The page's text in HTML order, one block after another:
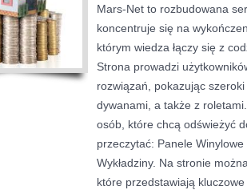
Mars-Net to rozbudowana
koncentruje się na
którym wiedza łączy się z
Strona prowadzi
rozwiązań, pokazując
dywanami, a także z
osób, które chcą odświeżyć
przeczytać: Panele
Wykładziny. Na stronie
które przedstawiają